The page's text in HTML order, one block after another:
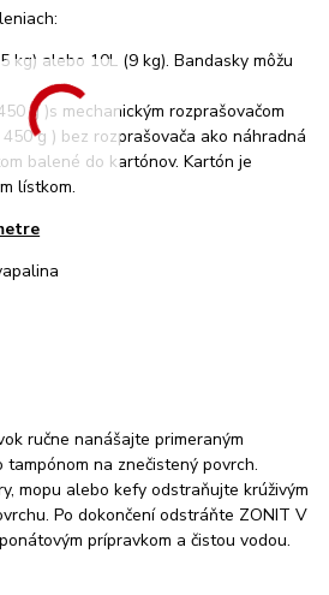
kg) alebo 10L (9 kg). Bandasky môžu
g )s mechanickým rozprašovačom
g ) bez rozprašovača ako náhradná
balené do kartónov. Kartón je
lístkom.
ručne nanášajte primeraným
na znečistený povrch.
mopu alebo kefy odstraňujte krúživým
Po dokončení odstráňte ZONIT V
prípravkom a čistou vodou.